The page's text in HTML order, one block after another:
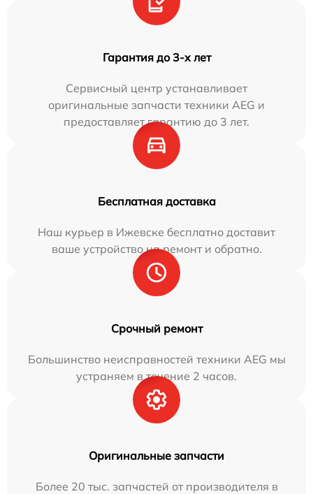
Гарантия до 3-х лет
Сервисный центр устанавливает
оригинальные запчасти техники AEG и
предоставляет гарантию до 3 лет.
Бесплатная доставка
Наш курьер в Ижевске бесплатно доставит
ваше устройство на ремонт и обратно.
Срочный ремонт
Большинство неисправностей техники AEG мы
устраняем в течение 2 часов.
Оригинальные запчасти
Более 20 тыс. запчастей от производителя в